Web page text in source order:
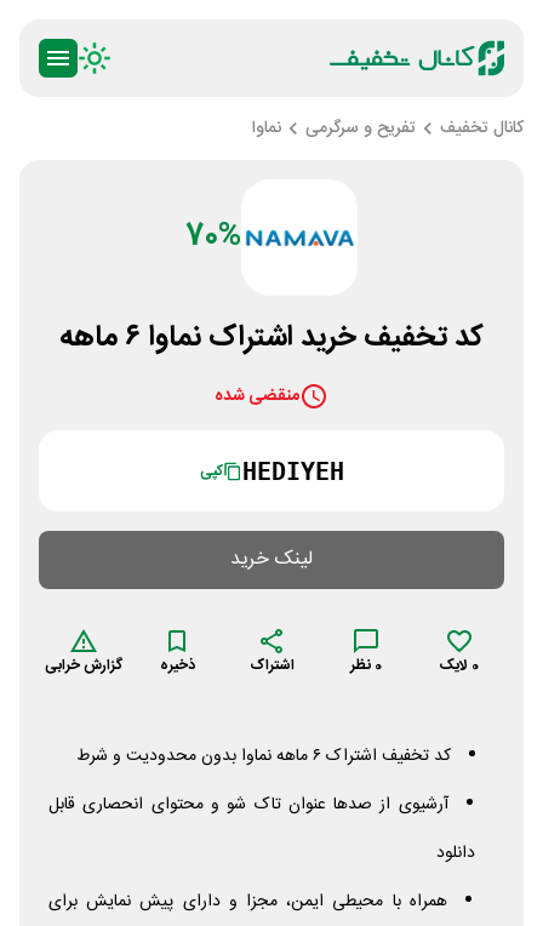
کانال تخفیف تفریح و سرگرمی نماوا
70%
کد تخفیف خرید اشتراک نماوا ۶ ماهه
منقضی شده
HEDIYEH کپی
لینک خرید
0 لایک 0 نظر اشتراک ذخیره گزارش خرابی
کد تخفیف اشتراک ۶ ماهه نماوا بدون محدودیت و شرط
آرشیوی از صدها عنوان تاک شو‌ و محتوای انحصاری قابل
دانلود
همراه با محیطی ایمن، مجزا و دارای پیش نمایش برای